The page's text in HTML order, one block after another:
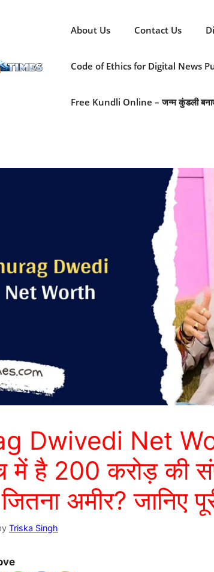
About Us Contact Us
Code of Ethics for Digital News
Free Kundli Online – जन्म कुंडली
Dwivedi Net
में है 200 करोड़ की
अमीर? जानिए
Triska Singh